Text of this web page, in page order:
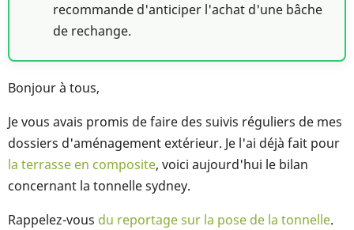
recommande d'anticiper l'achat d'une bâche
de rechange.
Bonjour à tous,
Je vous avais promis de faire des suivis réguliers de mes
dossiers d'aménagement extérieur. Je l'ai déjà fait pour
la terrasse en composite, voici aujourd'hui le bilan
concernant la tonnelle sydney.
Rappelez-vous du reportage sur la pose de la tonnelle.